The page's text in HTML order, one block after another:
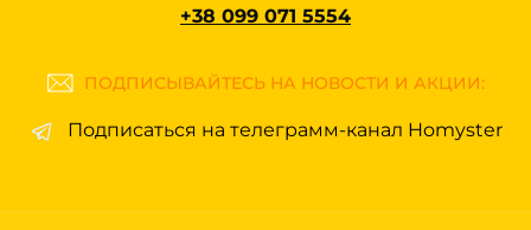
+38 099 071 5554
ПОДПИСЫВАЙТЕСЬ НА НОВОСТИ И АКЦИИ:
Подписаться на телеграмм-канал Homyster